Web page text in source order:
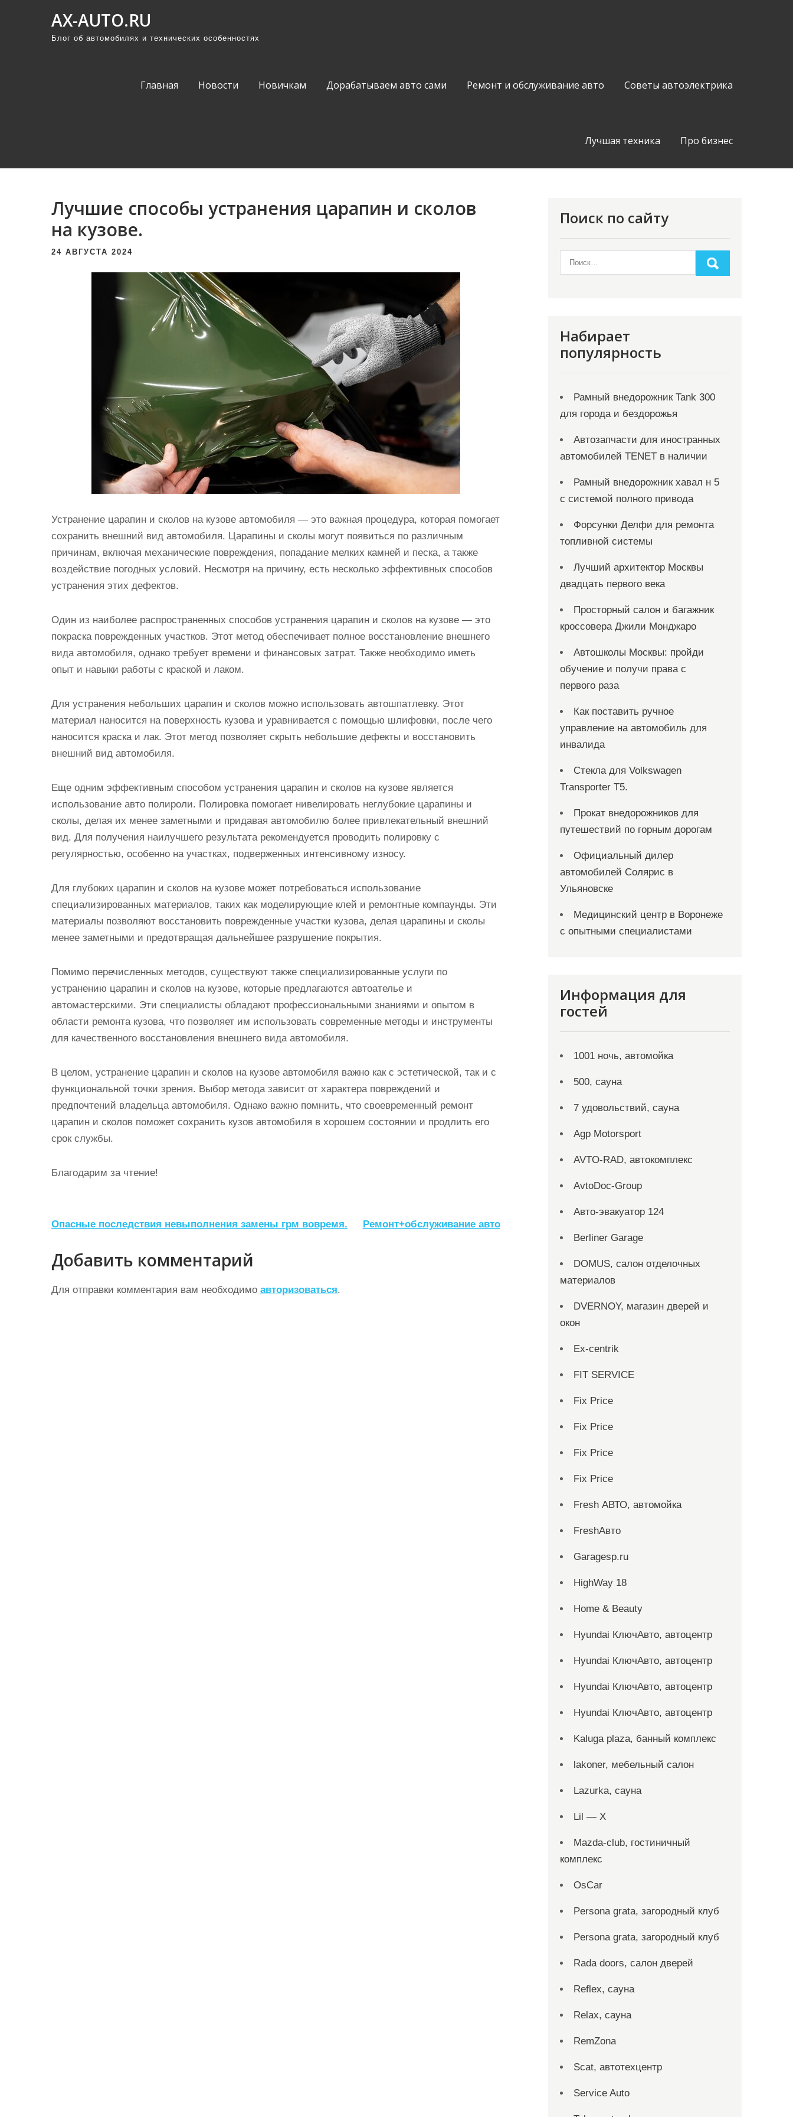
AX-AUTO.RU
Блог об автомобилях и технических особенностях
Главная Новости Новичкам Дорабатываем авто сами Ремонт и обслуживание авто Советы автоэлектрика
Лучшая техника Про бизнес
Лучшие способы устранения царапин и сколов
на кузове.
24 АВГУСТА 2024
Устранение царапин и сколов на кузове автомобиля — это важная процедура, которая помогает
сохранить внешний вид автомобиля. Царапины и сколы могут появиться по различным
причинам, включая механические повреждения, попадание мелких камней и песка, а также
воздействие погодных условий. Несмотря на причину, есть несколько эффективных способов
устранения этих дефектов.
Один из наиболее распространенных способов устранения царапин и сколов на кузове — это
покраска поврежденных участков. Этот метод обеспечивает полное восстановление внешнего
вида автомобиля, однако требует времени и финансовых затрат. Также необходимо иметь
опыт и навыки работы с краской и лаком.
Для устранения небольших царапин и сколов можно использовать автошпатлевку. Этот
материал наносится на поверхность кузова и уравнивается с помощью шлифовки, после чего
наносится краска и лак. Этот метод позволяет скрыть небольшие дефекты и восстановить
внешний вид автомобиля.
Еще одним эффективным способом устранения царапин и сколов на кузове является
использование авто полироли. Полировка помогает нивелировать неглубокие царапины и
сколы, делая их менее заметными и придавая автомобилю более привлекательный внешний
вид. Для получения наилучшего результата рекомендуется проводить полировку с
регулярностью, особенно на участках, подверженных интенсивному износу.
Для глубоких царапин и сколов на кузове может потребоваться использование
специализированных материалов, таких как моделирующие клей и ремонтные компаунды. Эти
материалы позволяют восстановить поврежденные участки кузова, делая царапины и сколы
менее заметными и предотвращая дальнейшее разрушение покрытия.
Помимо перечисленных методов, существуют также специализированные услуги по
устранению царапин и сколов на кузове, которые предлагаются автоателье и
автомастерскими. Эти специалисты обладают профессиональными знаниями и опытом в
области ремонта кузова, что позволяет им использовать современные методы и инструменты
для качественного восстановления внешнего вида автомобиля.
В целом, устранение царапин и сколов на кузове автомобиля важно как с эстетической, так и с
функциональной точки зрения. Выбор метода зависит от характера повреждений и
предпочтений владельца автомобиля. Однако важно помнить, что своевременный ремонт
царапин и сколов поможет сохранить кузов автомобиля в хорошем состоянии и продлить его
срок службы.
Благодарим за чтение!
Н
в
и
Опасные последствия невыполнения замены грм вовремя. Ремонт+обслуживание авто
Добавить комментарий
Для отправки комментария вам необходимо авторизоваться.
Поиск по сайту
Набирает
популярность
Рамный внедорожник Tank 300
для города и бездорожья
Автозапчасти для иностранных
автомобилей TENET в наличии
Рамный внедорожник хавал н 5
с системой полного привода
Форсунки Делфи для ремонта
топливной системы
Лучший архитектор Москвы
двадцать первого века
Просторный салон и багажник
кроссовера Джили Монджаро
Автошколы Москвы: пройди
обучение и получи права с
первого раза
Как поставить ручное
управление на автомобиль для
инвалида
Стекла для Volkswagen
Transporter T5.
Прокат внедорожников для
путешествий по горным дорогам
Официальный дилер
автомобилей Солярис в
Ульяновске
Медицинский центр в Воронеже
с опытными специалистами
Информация для
гостей
1001 ночь, автомойка
500, сауна
7 удовольствий, сауна
Agp Motorsport
AVTO-RAD, автокомплекс
AvtoDoc-Group
Aвто-эвакуатор 124
Berliner Garage
DOMUS, салон отделочных
материалов
DVERNOY, магазин дверей и
окон
Ex-centrik
FIT SERVICE
Fix Price
Fix Price
Fix Price
Fix Price
Fresh АВТО, автомойка
FreshАвто
Garagesp.ru
HighWay 18
Home & Beauty
Hyundai КлючАвто, автоцентр
Hyundai КлючАвто, автоцентр
Hyundai КлючАвто, автоцентр
Hyundai КлючАвто, автоцентр
Kaluga plaza, банный комплекс
lakoner, мебельный салон
Lazurka, сауна
Lil — X
Mazda-club, гостиничный
комплекс
OsCar
Persona grata, загородный клуб
Persona grata, загородный клуб
Rada doors, салон дверей
Reflex, сауна
Relax, сауна
RemZona
Scat, автотехцентр
Service Auto